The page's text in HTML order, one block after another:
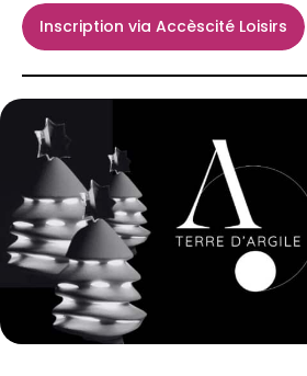
Inscription via Accèscité Loisirs